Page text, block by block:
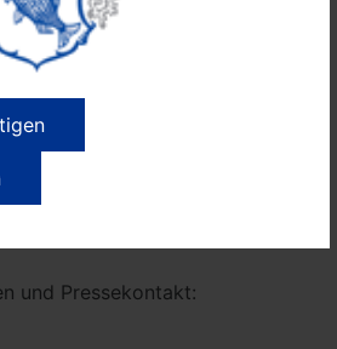
bei der Einweihungsfahrt in dem
Platz und wurden bequem und
Eindruck, dass es den kleinen
Jedenfalls wollte niemand
und Pressekontakt: